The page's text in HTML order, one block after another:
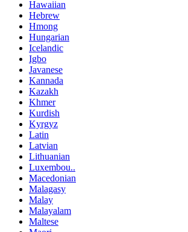
Hawaiian
Hebrew
Hmong
Hungarian
Icelandic
Igbo
Javanese
Kannada
Kazakh
Khmer
Kurdish
Kyrgyz
Latin
Latvian
Lithuanian
Luxembou..
Macedonian
Malagasy
Malay
Malayalam
Maltese